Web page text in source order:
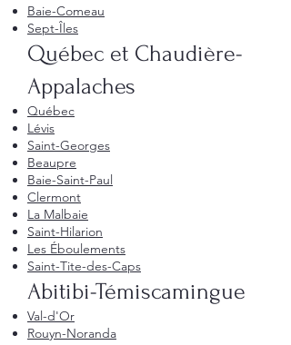
Baie-Comeau
Sept-Îles
Québec et Chaudière-
Appalaches
Québec
Lévis
Saint-Georges
Beaupre
Baie-Saint-Paul
Clermont
La Malbaie
Saint-Hilarion
Les Éboulements
Saint-Tite-des-Caps
Abitibi-Témiscamingue
Val-d'Or
Rouyn-Noranda